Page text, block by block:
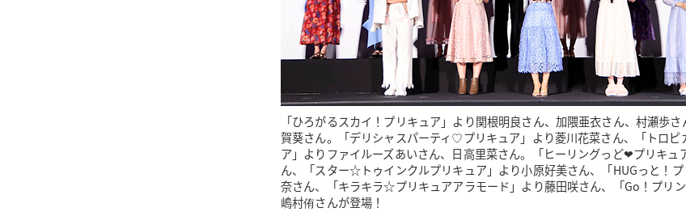
「ひろがるスカイ！プリキュア」より関根明良さん、加隈亜衣さん、村瀬歩
賀葵さん。「デリシャスパーティ♡プリキュア」より菱川花菜さん、「トロピ
ア」よりファイルーズあいさん、日高里菜さん。「ヒーリングっど❤︎プリキュ
ん、「スター☆トゥインクルプリキュア」より小原好美さん、「HUGっと！
奈さん、「キラキラ☆プリキュアアラモード」より藤田咲さん、「Go！プリ
嶋村侑さんが登場！